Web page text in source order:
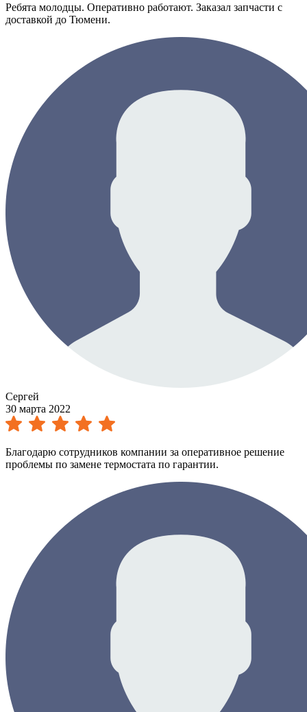
Ребята молодцы. Оперативно работают. Заказал запчасти с
доставкой до Тюмени.
Сергей
30 марта 2022
Благодарю сотрудников компании за оперативное решение
проблемы по замене термостата по гарантии.